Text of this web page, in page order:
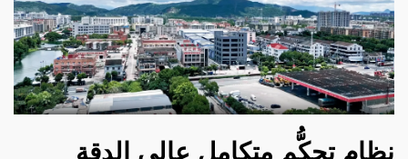
نظام تحكُّم متكامل عالي الدقة